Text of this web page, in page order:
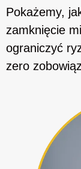
Pokażemy,
zamknięcie
ograniczyć
zero